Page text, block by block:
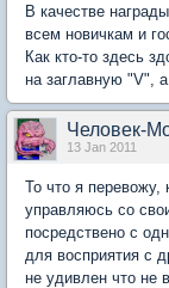
В качестве
всем новичкам и
Как кто-то здесь
на заглавную "V",
Человек-
13 Jan 2011
То что я перевожу,
управляюсь со
посредствено с
для восприятия с
не удивлен что не